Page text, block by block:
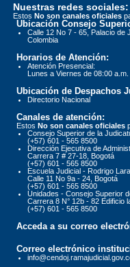
Nuestras redes sociales:
Estos No son canales oficiales
Ubicación Consejo
Calle 12 No 7 - 65, Palacio de
Colombia
Horarios de Atención:
Atención Presencial:
Lunes a Viernes de 08:00
Ubicación de Despachos
Directorio Nacional
Canales de atención:
Estos No son canales oficiales
Consejo Superior de la
(+57) 601 - 565 8500
Dirección Ejecutiva de
Carrera 7 # 27-18, Bogotá
(+57) 601 - 565 8500
Escuela Judicial - Rodrigo
Calle 11 No 9a - 24, Bogotá
(+57) 601 - 565 8500
Unidades - Consejo Superior
Carrera 8 N° 12b - 82 Edificio
(+57) 601 - 565 8500
Acceda a su correo
Correo electrónico